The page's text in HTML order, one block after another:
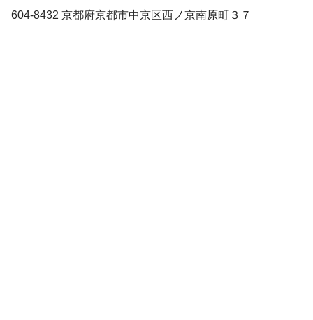
604-8432 京都府京都市中京区西ノ京南原町３７